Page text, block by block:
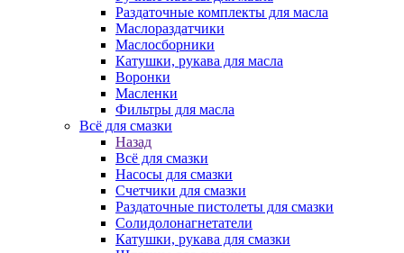
Раздаточные комплекты для масла
Маслораздатчики
Маслосборники
Катушки, рукава для масла
Воронки
Масленки
Фильтры для масла
Всё для смазки
Назад
Всё для смазки
Насосы для смазки
Счетчики для смазки
Раздаточные пистолеты для смазки
Солидолонагнетатели
Катушки, рукава для смазки